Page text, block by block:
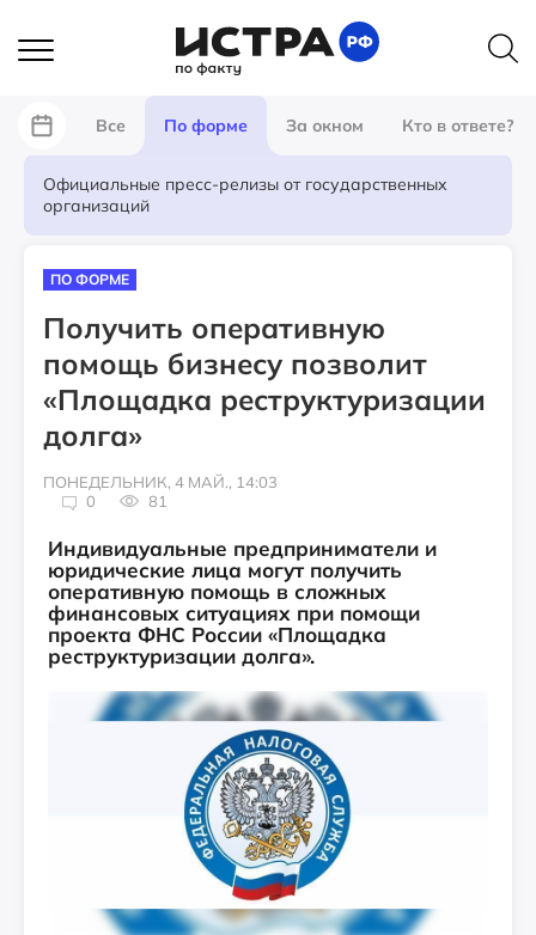
Все По форме За окном Кто в ответе?
Официальные пресс-релизы от государственных
организаций
ПО ФОРМЕ
Получить оперативную
помощь бизнесу позволит
«Площадка реструктуризации
долга»
ПОНЕДЕЛЬНИК, 4 МАЙ., 14:03
0
81
Индивидуальные предприниматели и
юридические лица могут получить
оперативную помощь в сложных
финансовых ситуациях при помощи
проекта ФНС России «Площадка
реструктуризации долга».